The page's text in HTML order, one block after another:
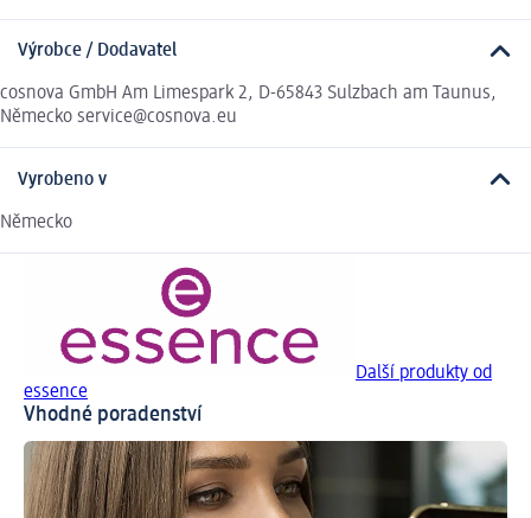
Výrobce / Dodavatel
cosnova GmbH Am Limespark 2, D-65843 Sulzbach am Taunus,
Německo service@cosnova.eu
Vyrobeno v
Německo
Další produkty od
essence
Vhodné poradenství